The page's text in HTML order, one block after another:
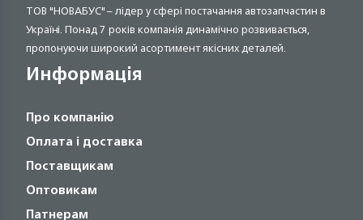
ТОВ "НОВАБУС" – лідер у сфері постачання автозапчастин в
Україні. Понад 7 років компанія динамічно розвивається,
пропонуючи широкий асортимент якісних деталей.
Информація
Про компанію
Оплата і доставка
Поставщикам
Оптовикам
Патнерам